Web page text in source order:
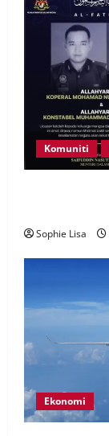
Komuniti
Sophie Lisa
Ekonomi